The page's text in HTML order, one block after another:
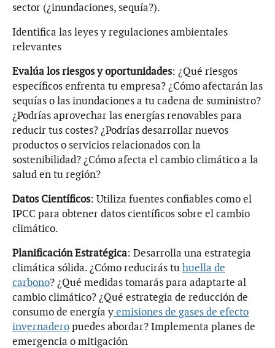
sector (¿inundaciones, sequía?).
Identifica las leyes y regulaciones ambientales
relevantes
Evalúa los riesgos y oportunidades: ¿Qué riesgos
específicos enfrenta tu empresa? ¿Cómo afectarán las
sequías o las inundaciones a tu cadena de suministro?
¿Podrías aprovechar las energías renovables para
reducir tus costes? ¿Podrías desarrollar nuevos
productos o servicios relacionados con la
sostenibilidad? ¿Cómo afecta el cambio climático a la
salud en tu región?
Datos Científicos: Utiliza fuentes confiables como el
IPCC para obtener datos científicos sobre el cambio
climático.
Planificación Estratégica: Desarrolla una estrategia
climática sólida. ¿Cómo reducirás tuhuella de
carbono? ¿Qué medidas tomarás para adaptarte al
cambio climático? ¿Qué estrategia de reducción de
consumo de energía yemisiones de gases de efecto
invernaderopuedes abordar? Implementa planes de
emergencia o mitigación